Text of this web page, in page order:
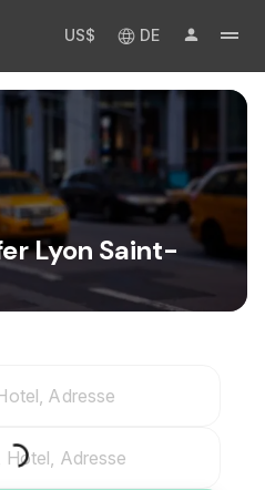
US$ DE
Lyon Saint-
Adresse
Hotel, Adresse